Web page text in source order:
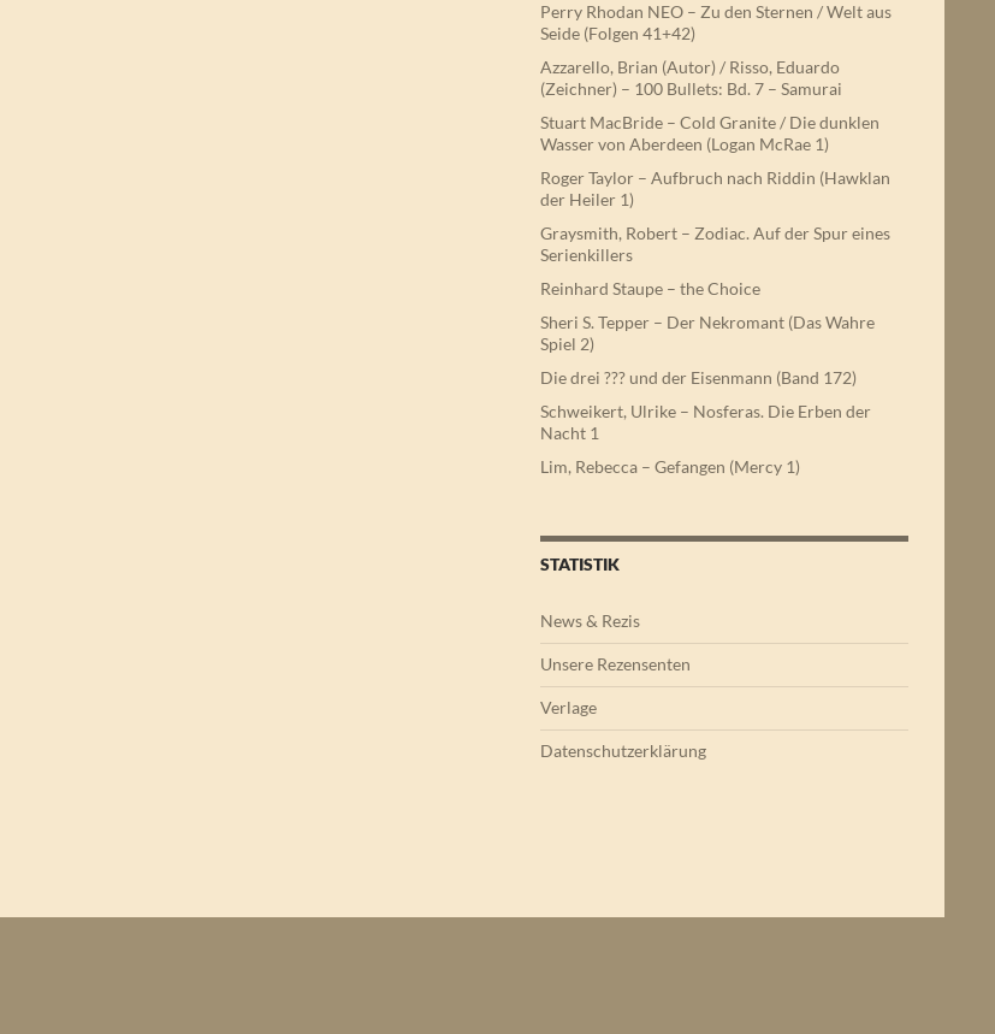
Perry Rhodan NEO – Zu den Sternen / Welt aus
Seide (Folgen 41+42)
Azzarello, Brian (Autor) / Risso, Eduardo
(Zeichner) – 100 Bullets: Bd. 7 – Samurai
Stuart MacBride – Cold Granite / Die dunklen
Wasser von Aberdeen (Logan McRae 1)
Roger Taylor – Aufbruch nach Riddin (Hawklan
der Heiler 1)
Graysmith, Robert – Zodiac. Auf der Spur eines
Serienkillers
Reinhard Staupe – the Choice
Sheri S. Tepper – Der Nekromant (Das Wahre
Spiel 2)
Die drei ??? und der Eisenmann (Band 172)
Schweikert, Ulrike – Nosferas. Die Erben der
Nacht 1
Lim, Rebecca – Gefangen (Mercy 1)
STATISTIK
News & Rezis
Unsere Rezensenten
Verlage
Datenschutzerklärung